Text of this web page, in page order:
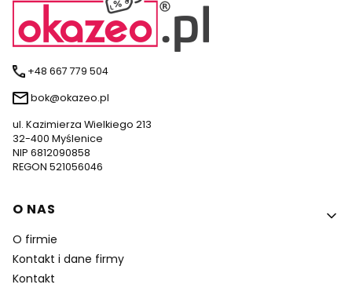
+48 667 779 504
bok@okazeo.pl
ul. Kazimierza Wielkiego 213
32-400 Myślenice
NIP 6812090858
REGON 521056046
Linki w stopce
O NAS
O firmie
Kontakt i dane firmy
Kontakt